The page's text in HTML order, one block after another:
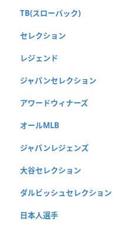
TB(スローバック)
セレクション
レジェンド
ジャパンセレクション
アワードウィナーズ
オールMLB
ジャパンレジェンズ
大谷セレクション
ダルビッシュセレクション
日本人選手